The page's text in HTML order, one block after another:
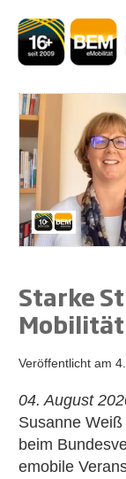
Inhalt
springen
Starke
Mobilität
Veröffentlicht am
04. August
Susanne
beim
emobile